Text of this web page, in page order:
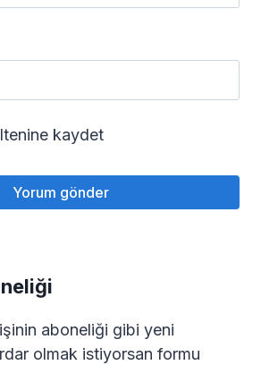
kaydet
aboneliği gibi yeni
olmak istiyorsan formu